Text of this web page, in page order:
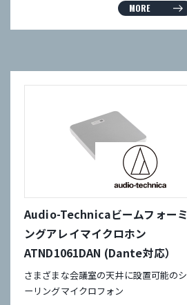
MORE
Audio-Technicaビームフォーミ
ングアレイマイクロホン
ATND1061DAN (Dante対応）
さまざまな会議室の天井に設置可能のシ
ーリングマイクロフォン